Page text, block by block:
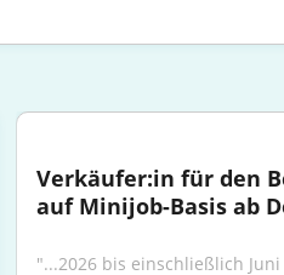
Verkäufer:in für den
auf Minijob-Basis ab